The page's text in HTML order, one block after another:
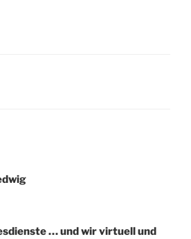
… und wir virtuell und